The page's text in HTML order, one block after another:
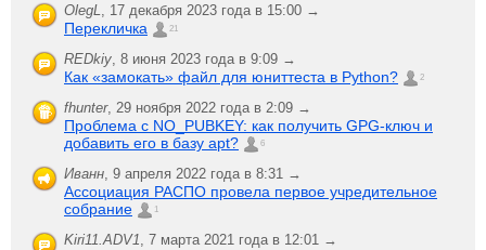
OlegL 17 декабря 2023 года в 15:00 →
Перекличка 21
REDkiy 8 июня 2023 года в 9:09 →
Как «замокать» файл для юниттеста в Python? 2
fhunter, 29 ноября 2022 года в 2:09 →
Проблема с NO_PUBKEY: как получить GPG-ключ и
добавить его в базу apt?
6
Иванн 9 апреля 2022 года в 8:31 →
Ассоциация РАСПО провела первое учредительное
собрание
1
Kiri11.ADV1 7 марта 2021 года в 12:01 →